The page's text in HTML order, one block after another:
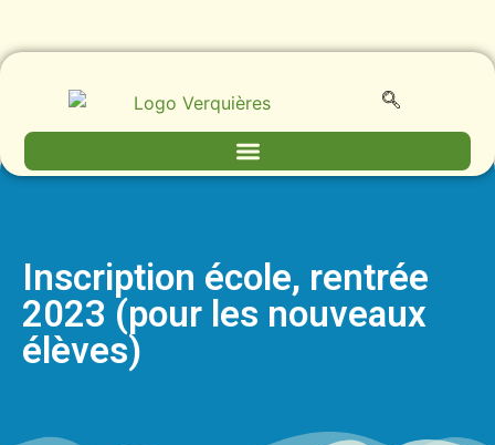
Inscription école, rentrée
2023 (pour les nouveaux
élèves)